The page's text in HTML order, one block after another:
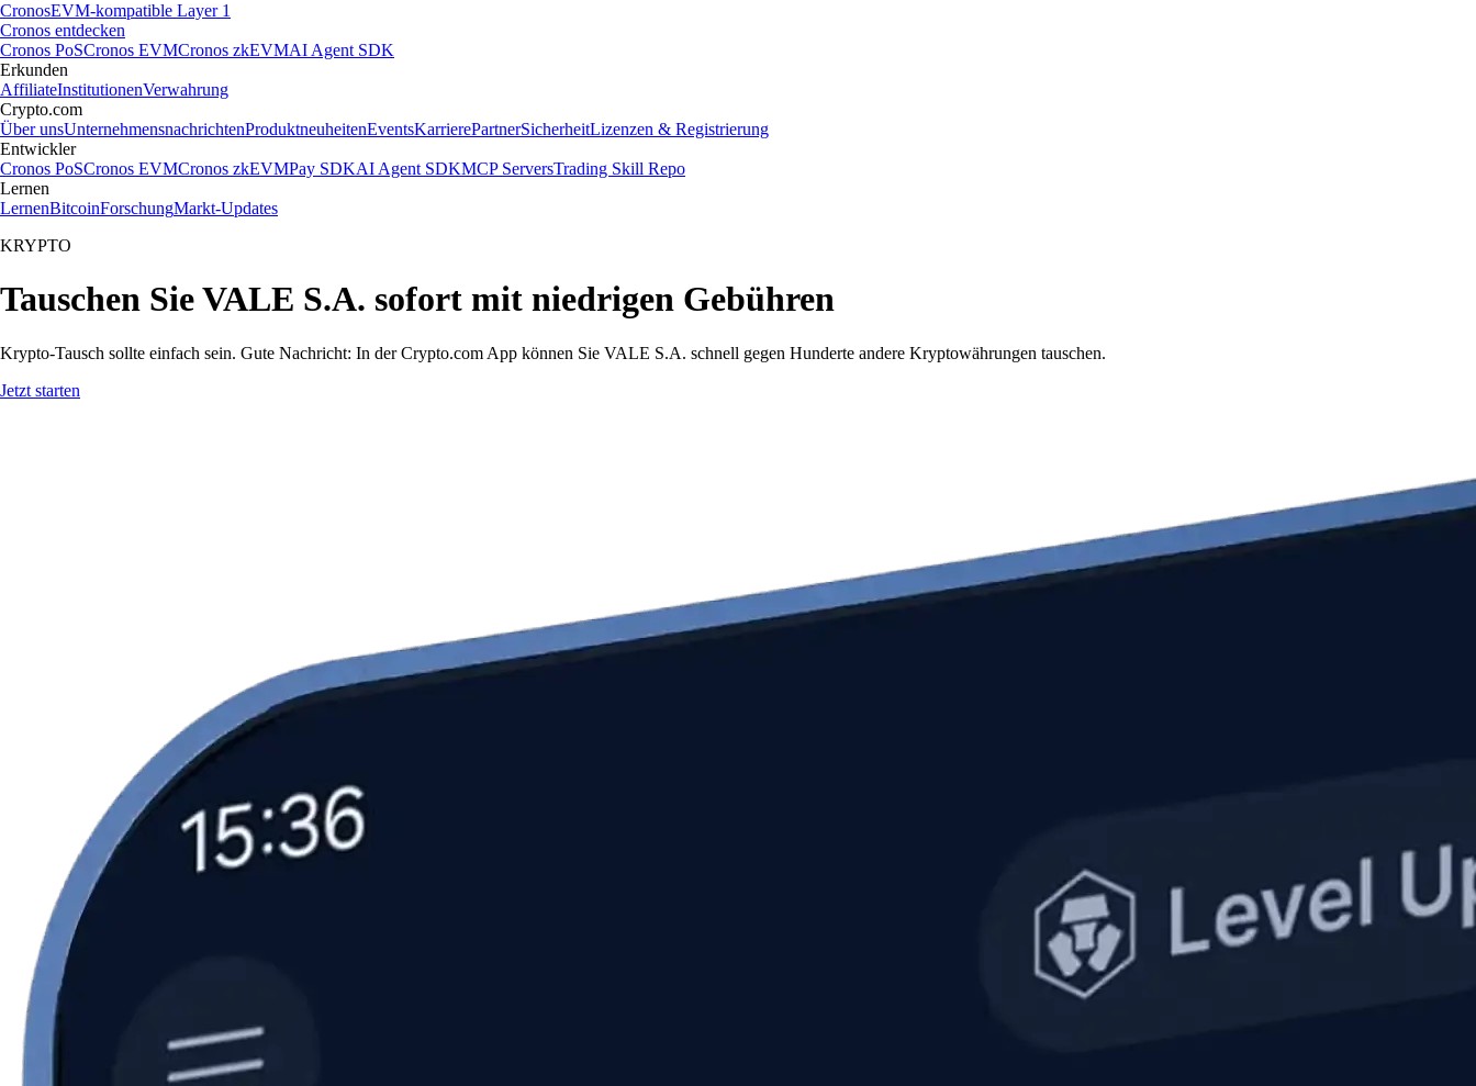
CronosEVM-kompatible Layer 1
Cronos entdecken
Cronos PoSCronos EVMCronos zkEVMAI Agent SDK
Erkunden
AffiliateInstitutionenVerwahrung
Crypto.com
Über unsUnternehmensnachrichtenProduktneuheitenEventsKarrierePartnerSicherheitLizenzen & Registrierung
Entwickler
Cronos PoSCronos EVMCronos zkEVMPay SDKAI Agent SDKMCP ServersTrading Skill Repo
Lernen
LernenBitcoinForschungMarkt-Updates
KRYPTO
Tauschen Sie VALE S.A. sofort mit niedrigen Gebühren
Krypto-Tausch sollte einfach sein. Gute Nachricht: In der Crypto.com App können Sie VALE S.A. schnell gegen Hunderte andere Kryptowährungen tauschen.
Jetzt starten